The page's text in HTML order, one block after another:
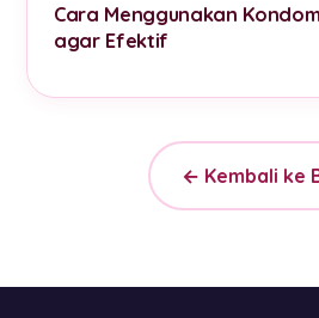
Cara Menggunakan
agar Efektif
← Kembali ke